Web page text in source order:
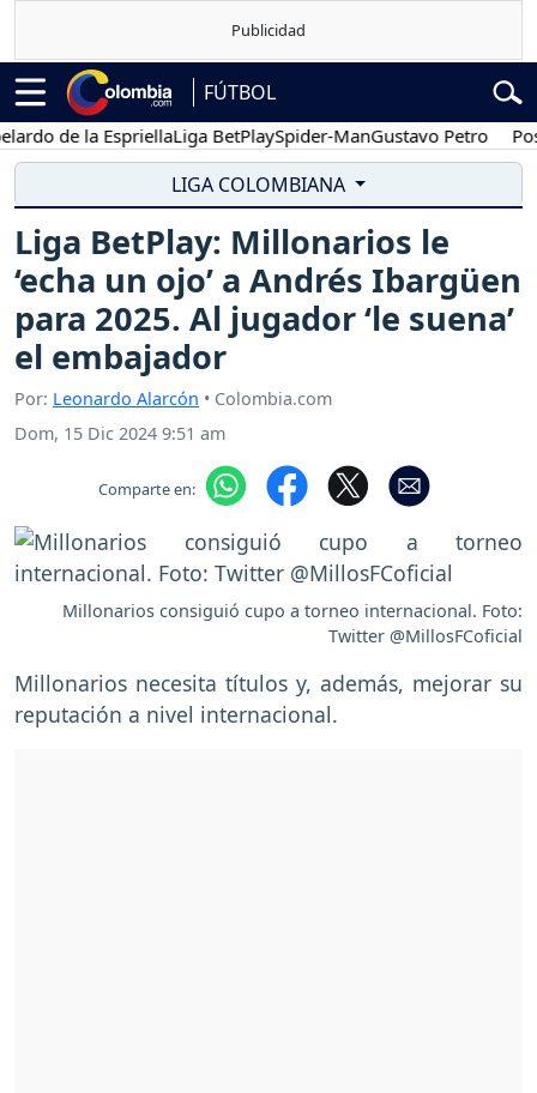
FÚTBOL
de la EspriellaLiga BetPlaySpider-ManGustavo Petro
LIGA COLOMBIANA
Liga BetPlay: Millonarios le
‘echa un ojo’ a Andrés Ibargüen
para 2025. Al jugador ‘le suena’
el embajador
Por: Leonardo Alarcón • Colombia.com
Dom, 15 Dic 2024 9:51 am
Comparte en:
Millonarios consiguió cupo a torneo internacional. Foto:
Twitter @MillosFCoficial
Millonarios necesita títulos y, además, mejorar su
reputación a nivel internacional.